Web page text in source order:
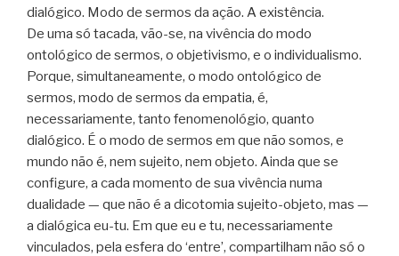
dialógico. Modo de sermos da ação. A existência.
De uma só tacada, vão-se, na vivência do modo
ontológico de sermos, o objetivismo, e o individualismo.
Porque, simultaneamente, o modo ontológico de
sermos, modo de sermos da empatia, é,
necessariamente, tanto fenomenológio, quanto
dialógico. É o modo de sermos em que não somos, e
mundo não é, nem sujeito, nem objeto. Ainda que se
configure, a cada momento de sua vivência numa
dualidade — que não é a dicotomia sujeito-objeto, mas —
a dialógica eu-tu. Em que eu e tu, necessariamente
vinculados, pela esfera do ‘entre’, compartilham não só o